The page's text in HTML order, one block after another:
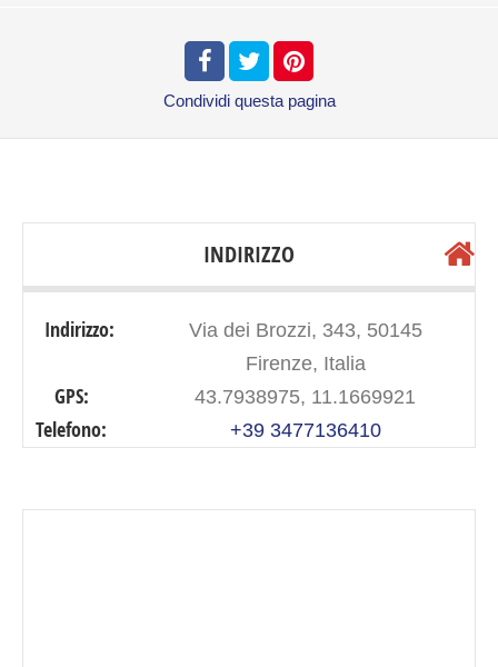
Condividi questa pagina
INDIRIZZO
Indirizzo:
Via dei Brozzi, 343, 50145
Firenze, Italia
GPS: 43.7938975, 11.1669921
Telefono: +39 3477136410